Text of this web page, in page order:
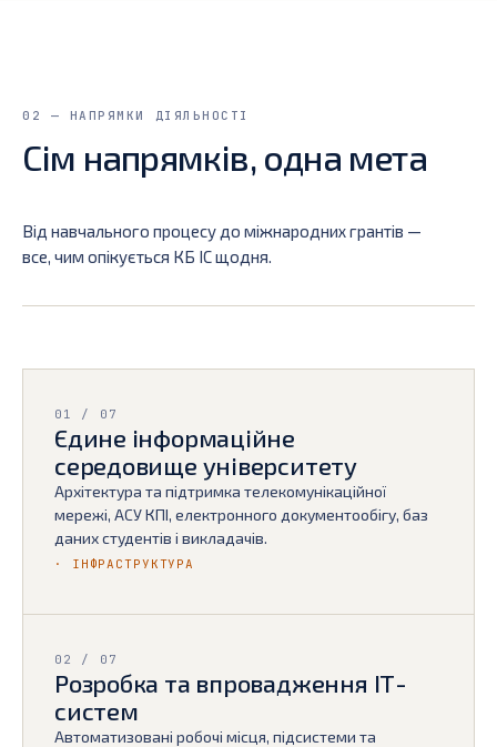
02 — НАПРЯМКИ ДІЯЛЬНОСТІ
Сім напрямків, одна мета
Від навчального процесу до міжнародних грантів —
все, чим опікується КБ ІС щодня.
01 / 07
Єдине інформаційне
середовище університету
Архітектура та підтримка телекомунікаційної
мережі, АСУ КПІ, електронного документообігу, баз
даних студентів і викладачів.
· ІНФРАСТРУКТУРА
02 / 07
Розробка та впровадження ІТ-
систем
Автоматизовані робочі місця, підсистеми та